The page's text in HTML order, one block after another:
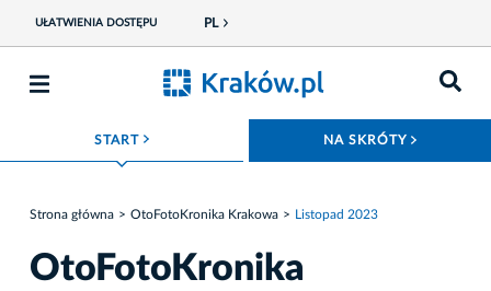
UŁATWIENIA DOSTĘPU PL
START ROZWIŃ MENU NA SKRÓTY
Strona główna OtoFotoKronika Krakowa Listopad 2023
OtoFotoKronika